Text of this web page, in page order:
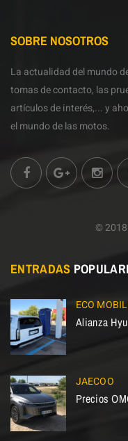
SOBRE NOSOTROS
La actualidad del mundo
tomas de contacto, las
artículos de interés,... y
el mundo de las motos.
©
ENTRADAS
ECO
Alianza
JAECOO
Precios